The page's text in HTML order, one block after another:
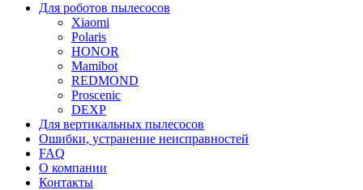
Для роботов пылесосов
Xiaomi
Polaris
HONOR
Mamibot
REDMOND
Proscenic
DEXP
Для вертикальных пылесосов
Ошибки, устранение неисправностей
FAQ
О компании
Контакты